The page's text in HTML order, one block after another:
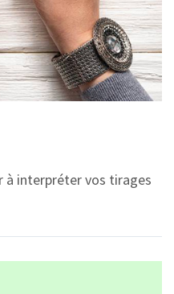
à interpréter vos tirages